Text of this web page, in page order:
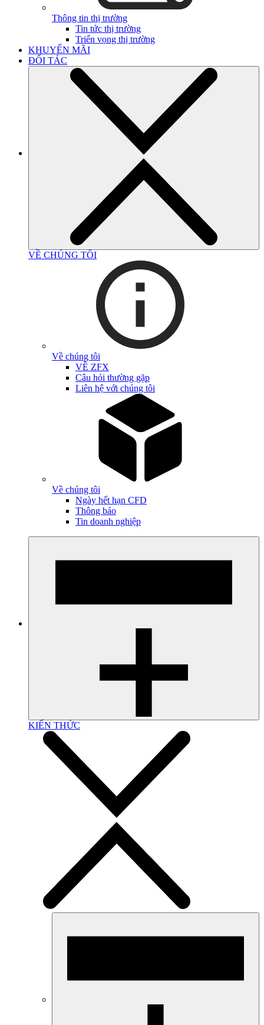
Thông tin thị trường
Tin tức thị trường
Triển vọng thị trường
KHUYẾN MÃI
ĐỐI TÁC
VỀ CHÚNG TÔI
Về chúng tôi
VỀ ZFX
Câu hỏi thường gặp
Liên hệ với chúng tôi
Về chúng tôi
Ngày hết hạn CFD
Thông báo
Tin doanh nghiệp
KIẾN THỨC